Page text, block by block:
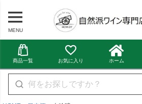
MENU
商品一覧 お気に入り ホーム